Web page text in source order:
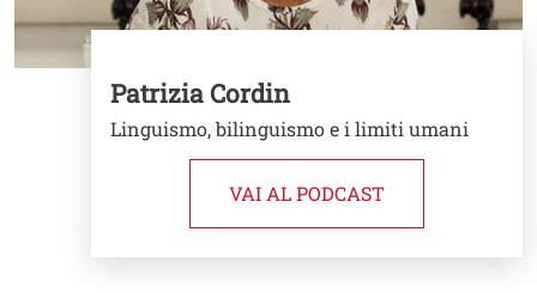
Patrizia Cordin
Linguismo, bilinguismo e i limiti umani
VAI AL PODCAST